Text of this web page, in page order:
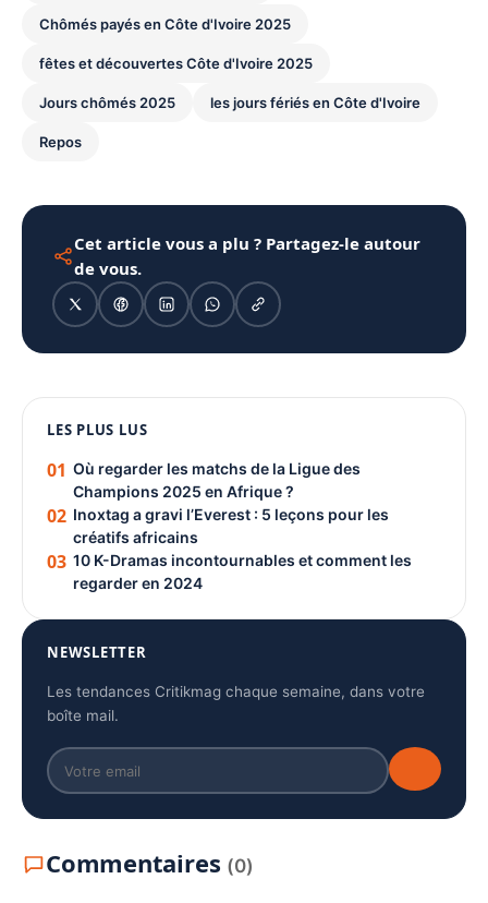
Chômés payés en Côte d'Ivoire 2025
fêtes et découvertes Côte d'Ivoire 2025
Jours chômés 2025 les jours fériés en Côte d'Ivoire
Repos
Cet article vous a plu ? Partagez-le autour
de vous.
PUBLICITÉ
LES PLUS LUS
01 Où regarder les matchs de la Ligue des
Champions 2025 en Afrique ?
02 Inoxtag a gravi l’Everest : 5 leçons pour les
créatifs africains
03 10 K-Dramas incontournables et comment les
regarder en 2024
NEWSLETTER
Les tendances Critikmag chaque semaine, dans votre
boîte mail.
Commentaires (0)